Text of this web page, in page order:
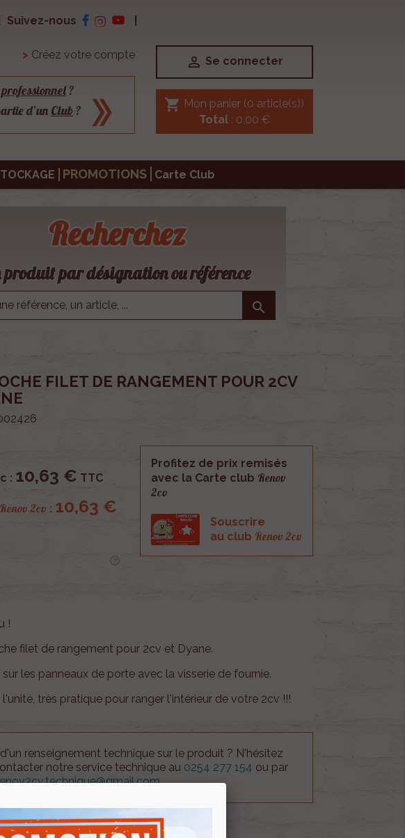
Suivez-nous
> Créez votre compte
professionnel?
d’un Club ?
 Se connecter
shopping_cart Mon panier (0 article(s))
Total: 0,00 €
PROMOTIONS Carte Club
Recherchez
produit par désignation ou référence

FILET DE RANGEMENT POUR 2CV
: 10,63 € TTC
Renov 2cv : 10,63 €
Profitez de prix remisés
avec la Carte club Renov
2cv
Souscrire
au club Renov 2cv
!
filet de rangement pour 2cv et Dyane.
sur les panneaux de porte avec la visserie de fournie.
l'unité, très pratique pour ranger l'intérieur de votre 2cv !!!
renseignement technique sur le produit ? N'hésitez
notre service technique au 0254 277 154 ou par
.